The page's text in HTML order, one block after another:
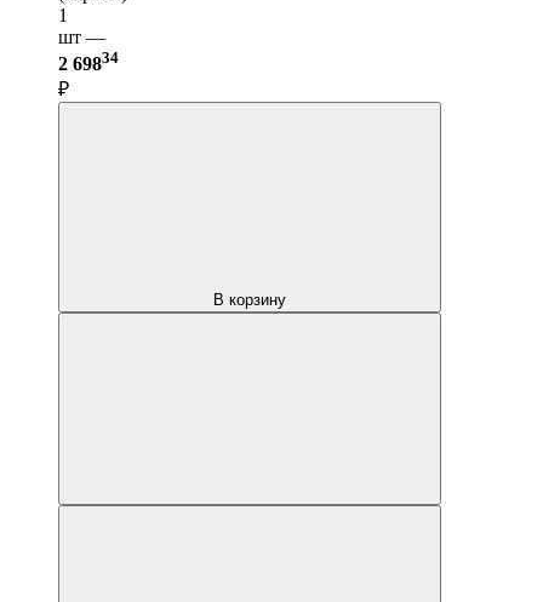
1
шт —
2 69834
₽
В корзину